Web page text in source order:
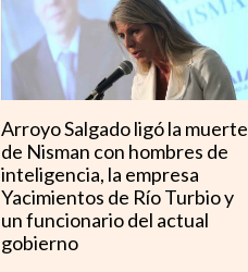
Arroyo Salgado ligó la muerte
de Nisman con hombres de
inteligencia, la empresa
Yacimientos de Río Turbio y
un funcionario del actual
gobierno